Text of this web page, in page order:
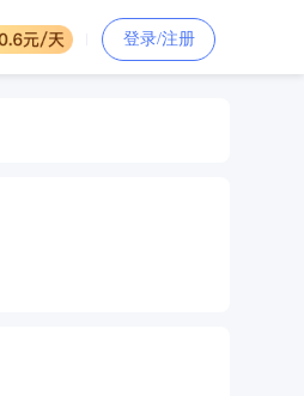
登录/注册